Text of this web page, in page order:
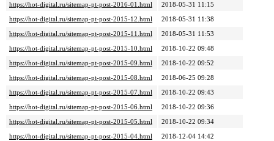
https://hot-digital.ru/sitemap-pt-post-2016-01.html
2018-05-31 11:15
https://hot-digital.ru/sitemap-pt-post-2015-12.html
2018-05-31 11:38
https://hot-digital.ru/sitemap-pt-post-2015-11.html
2018-05-31 11:53
https://hot-digital.ru/sitemap-pt-post-2015-10.html
2018-10-22 09:48
https://hot-digital.ru/sitemap-pt-post-2015-09.html
2018-10-22 09:52
https://hot-digital.ru/sitemap-pt-post-2015-08.html
2018-06-25 09:28
https://hot-digital.ru/sitemap-pt-post-2015-07.html
2018-10-22 09:43
https://hot-digital.ru/sitemap-pt-post-2015-06.html
2018-10-22 09:36
https://hot-digital.ru/sitemap-pt-post-2015-05.html
2018-10-22 09:34
https://hot-digital.ru/sitemap-pt-post-2015-04.html
2018-12-04 14:42